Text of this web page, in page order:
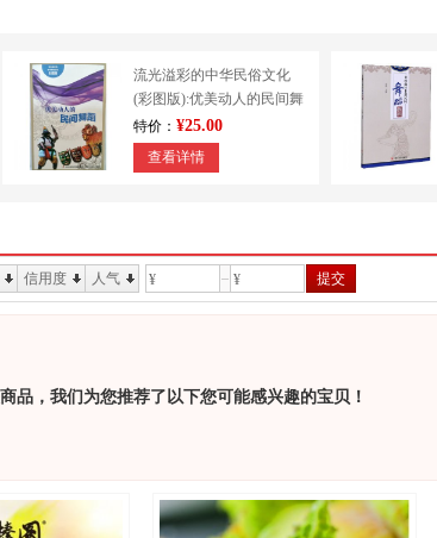
流光溢彩的中华民俗文化
(彩图版):优美动人的民间舞
蹈 9787553451213
特价： ¥25.00
查看详情
信用度 人气 ¥ ¥ 提交
品，我们为您推荐了以下您可能感兴趣的宝贝！